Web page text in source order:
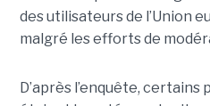
des utilisateurs de l’Union
malgré les efforts de
D’après l’enquête,